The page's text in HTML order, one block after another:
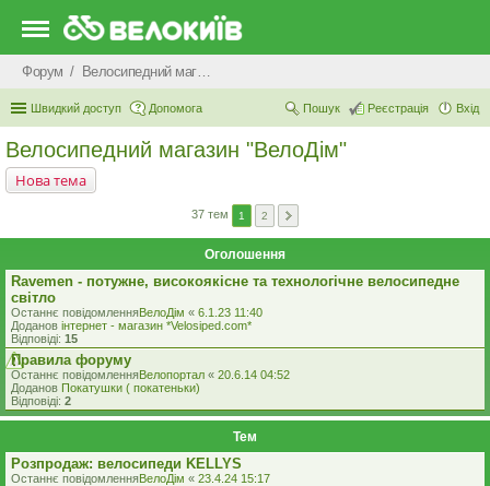
Форум Велосипедний магазин "ВелоДім"
Швидкий доступ Допомога Вхід
Реєстрація
Пошук
Велосипедний магазин "ВелоДім"
Нова тема
37 тем 1 2
Оголошення
Ravemen - потужне, високоякісне та технологічне велосипедне
світло
Останнє повідомленняВелоДім « 6.1.23 11:40
Доданов iнтернет - магазин *Velosiped.com*
Відповіді: 15
Правила форуму
Останнє повідомленняВелопортал « 20.6.14 04:52
Доданов Покатушки ( покатеньки)
Відповіді: 2
Тем
Розпродаж: велосипеди KELLYS
Останнє повідомленняВелоДім « 23.4.24 15:17